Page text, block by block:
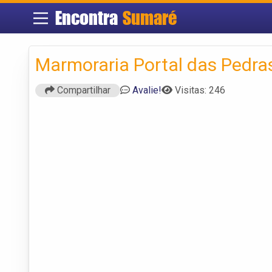
Encontra Sumaré
Marmoraria Portal das
Compartilhar Avalie! Visitas: 246